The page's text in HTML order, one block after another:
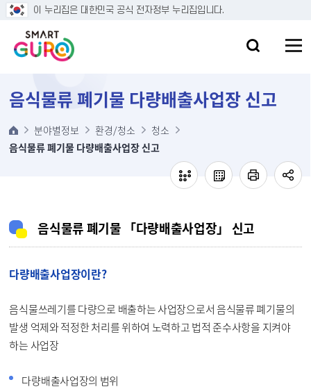
본문 바로가기
이 누리집은 대한민국 공식 전자정부 누리집입니다.
음식물류 폐기물 다량배출사업장 신고
분야별정보 환경/청소
청소
음식물류 폐기물 다량배출사업장 신고
음식물류 폐기물 「다량배출사업장」 신고
다량배출사업장이란?
음식물쓰레기를 다량으로 배출하는 사업장으로서 음식물류 폐기물의
발생 억제와 적정한 처리를 위하여 노력하고 법적 준수사항을 지켜야
하는 사업장
다량배출사업장의 범위